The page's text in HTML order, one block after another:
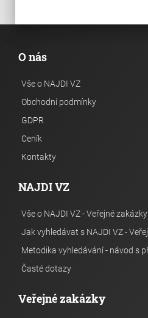
O nás
Vše o NAJDI VZ
Obchodní podmínky
GDPR
Ceník
Kontakty
NAJDI VZ
Vše o NAJDI VZ - Veřejné zakázky
Jak vyhledávat s NAJDI VZ -
Metodika vyhledávání - návod s
Časté dotazy
Veřejné zakázky